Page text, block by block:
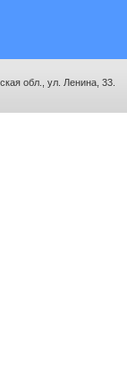
обл., ул. Ленина, 33.